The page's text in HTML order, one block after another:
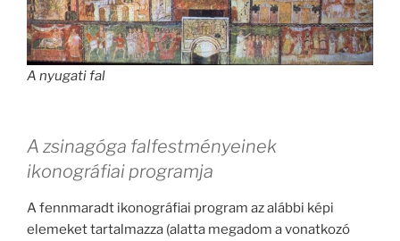
A nyugati fal
A zsinagóga falfestményeinek
ikonográfiai programja
A fennmaradt ikonográfiai program az alábbi képi
elemeket tartalmazza (alatta megadom a vonatkozó